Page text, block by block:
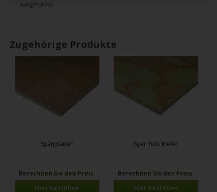
ausgehärtet.
Zugehörige Produkte
Spanplatten
Berechnen Sie den Preis
Hier bestellen
Sperrholz Kiefer
Berechnen Sie den Preis
Hier bestellen